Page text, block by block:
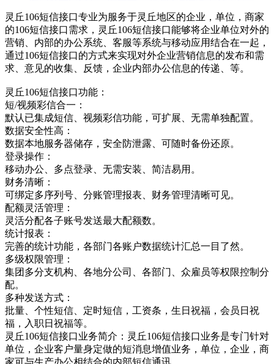
灵丘106短信接口专业为服务于灵丘地区的企业，单位，商家
的106短信接口需求，灵丘106短信接口能够将企业单位对外的
营销、内部的办公系统、客服等系统与移动应用结合在一起，
通过106短信接口的方式来实现对外企业营销信息的发布和需
求、意见的收集、反馈，企业内部办公信息的传递、等。
灵丘106短信接口功能：
短/视频彩信合一：
默认已集成短信、视频彩信功能，可扩展、无需单独配置。
数据安全性高：
数据本地服务器储存，安全防泄露、可随时备份还原。
登录操作：
移动办公、多点登录、无需安装、简洁易用。
财务清晰：
可绑定多序列号、分账管理报表、财务管理清晰可见。
配额灵活管理：
灵活分配各子账号发送最大配额数。
统计报表：
完善的统计功能，各部门各账户数据统计汇总一目了然。
多级权限管理：
集团多分支机构、各地分公司、各部门、众雇员等权限控制分
配。
多种发送方式：
批量、个性短信、定时短信，工资条，生日祝福，会员日祝
福，入职日祝福等。
灵丘106短信接口业务简介：灵丘106短信接口业务是专门针对
单位，企业客户量身定做的短消息增值业务，单位，企业，商
家可与生产办公相结合的内部短信通讯，